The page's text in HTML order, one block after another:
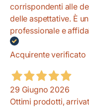
corrispondenti alle
delle aspettative. È
professionale e
Acquirente verificato
29 Giugno 2026
Ottimi prodotti,